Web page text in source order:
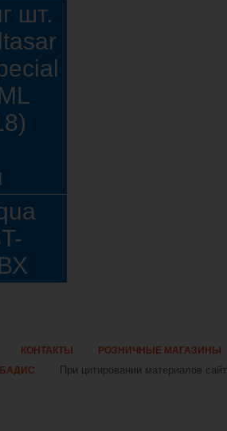
шт.
КОНТАКТЫ РОЗНИЧНЫЕ МАГАЗИНЫ
При цитировании материалов